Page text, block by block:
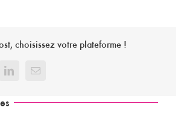
choisissez votre plateforme !
LinkedInEmail